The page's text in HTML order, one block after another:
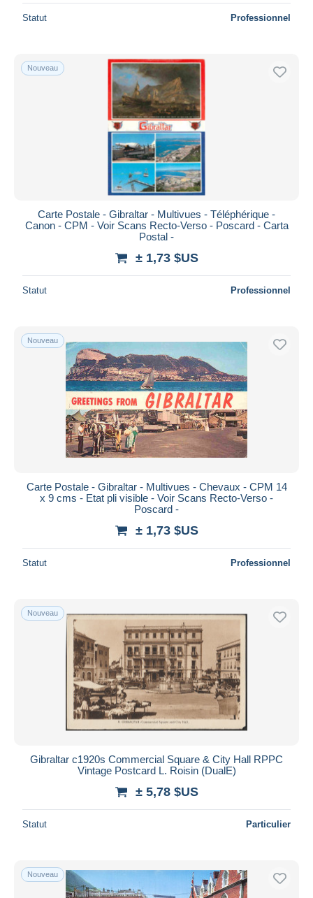
Statut Professionnel
Nouveau
Carte Postale - Gibraltar - Multivues - Téléphérique -
Canon - CPM - Voir Scans Recto-Verso - Poscard - Carta
Postal -
± 1,73 $US
Statut Professionnel
Nouveau
Carte Postale - Gibraltar - Multivues - Chevaux - CPM 14
x 9 cms - Etat pli visible - Voir Scans Recto-Verso -
Poscard -
± 1,73 $US
Statut Professionnel
Nouveau
Gibraltar c1920s Commercial Square & City Hall RPPC
Vintage Postcard L. Roisin (DualE)
± 5,78 $US
Statut Particulier
Nouveau